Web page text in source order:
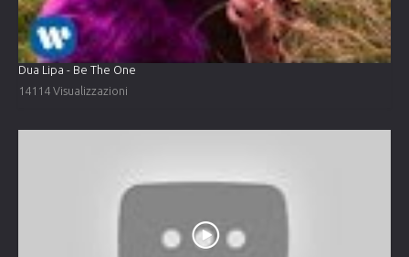
Dua Lipa - Be The One
14114 Visualizzazioni